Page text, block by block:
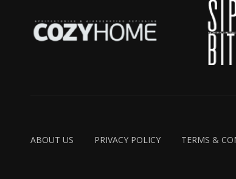
ABOUT US PRIVACY POLICY TERMS &